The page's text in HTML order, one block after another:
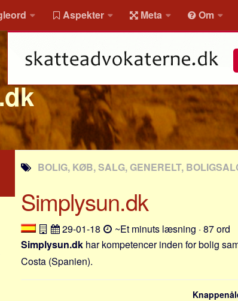
Aspekter Meta Om
BOLIG, KØB, SALG, GENERELT,
Simplysun.dk
29-01-18
~Et minuts læsning · 87 ord
Simplysun.dk har kompetencer inden for bolig
Costa (Spanien).